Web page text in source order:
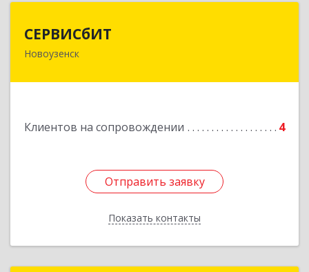
СЕРВИСбИТ
Новоузенск
Клиентов на сопровождении 4
Отправить заявку
Показать контакты
413 360, Саратовская обл, Новоузенский р-н,
Отправить заявку
Назад